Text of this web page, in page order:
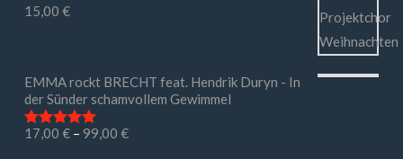
15,00 €
EMMA rockt BRECHT feat. Hendrik Duryn - In
der Sünder schamvollem Gewimmel
Bewertet mit
17,00 €– 99,00 €